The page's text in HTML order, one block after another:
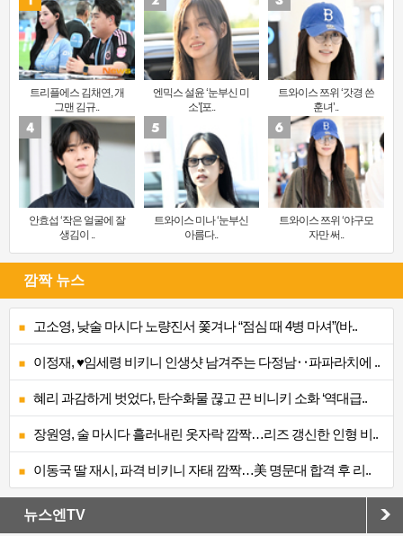
트리플에스 김채연, 개
그맨 김규..
엔믹스 설윤 ‘눈부신 미
소’[포..
트와이스 쯔위 ‘갓경 쓴
훈녀’..
안효섭 ‘작은 얼굴에 잘
생김이 ..
트와이스 미나 ‘눈부신
아름다..
트와이스 쯔위 ‘야구모
자만 써..
깜짝 뉴스
고소영, 낮술 마시다 노량진서 쫓겨나 “점심 때 4병 마셔”(바..
이정재, ♥임세령 비키니 인생샷 남겨주는 다정남‥파파라치에 ..
혜리 과감하게 벗었다, 탄수화물 끊고 끈 비니키 소화 ‘역대급..
장원영, 술 마시다 흘러내린 옷자락 깜짝…리즈 갱신한 인형 비..
이동국 딸 재시, 파격 비키니 자태 깜짝…美 명문대 합격 후 리..
뉴스엔TV